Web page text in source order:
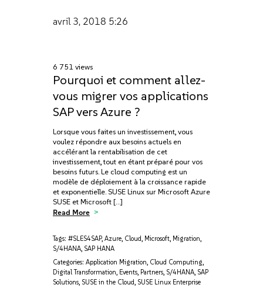
avril 3, 2018 5:26
6 751 views
Pourquoi et comment allez-
vous migrer vos applications
SAP vers Azure ?
Lorsque vous faites un investissement, vous
voulez répondre aux besoins actuels en
accélérant la rentabilisation de cet
investissement, tout en étant préparé pour vos
besoins futurs. Le cloud computing est un
modèle de déploiement à la croissance rapide
et exponentielle. SUSE Linux sur Microsoft Azure
SUSE et Microsoft […]
Read More
Tags: #SLES4SAP, Azure, Cloud, Microsoft, Migration,
S/4HANA, SAP HANA
Categories: Application Migration, Cloud Computing,
Digital Transformation, Events, Partners, S/4HANA, SAP
Solutions, SUSE in the Cloud, SUSE Linux Enterprise